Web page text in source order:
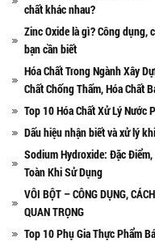
chất khác nhau?
Zinc Oxide là gì? Công dụng,
bạn cần biết
Hóa Chất Trong Ngành Xây
Chất Chống Thấm, Hóa Chất
Top 10 Hóa Chất Xử Lý Nước
Dấu hiệu nhận biết và xử lý
Sodium Hydroxide: Đặc
Toàn Khi Sử Dụng
VÔI BỘT – CÔNG DỤNG,
QUAN TRỌNG
Top 10 Phụ Gia Thực Phẩm